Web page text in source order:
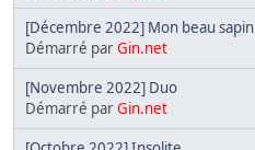
[Décembre 2022] Mon beau sapin
Démarré parGin.net
[Novembre 2022] Duo
Démarré parGin.net